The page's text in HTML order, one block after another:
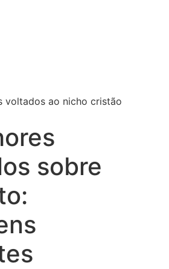
voltados ao nicho cristão
sobre